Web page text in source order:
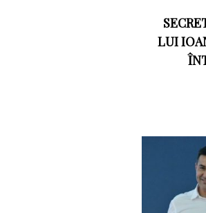
LUI